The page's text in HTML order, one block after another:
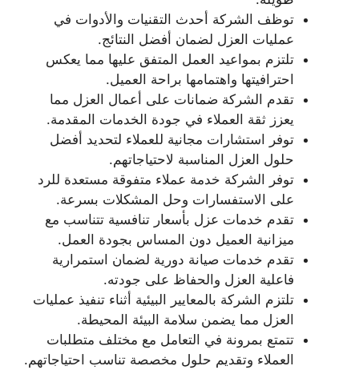
توظف الشركة أحدث التقنيات والأدوات في
عمليات العزل لضمان أفضل النتائج.
تلتزم بمواعيد العمل المتفق عليها مما يعكس
احترافيتها واهتمامها براحة العميل.
تقدم الشركة ضمانات على أعمال العزل مما
يعزز ثقة العملاء في جودة الخدمات المقدمة.
توفر استشارات مجانية للعملاء لتحديد أفضل
حلول العزل المناسبة لاحتياجاتهم.
توفر الشركة خدمة عملاء متفوقة مستعدة للرد
على الاستفسارات وحل المشكلات بسرعة.
تقدم خدمات عزل بأسعار تنافسية تتناسب مع
ميزانية العميل دون المساس بجودة العمل.
تقدم خدمات صيانة دورية لضمان استمرارية
فاعلية العزل والحفاظ على جودته.
تلتزم الشركة بالمعايير البيئية أثناء تنفيذ عمليات
العزل مما يضمن سلامة البيئة المحيطة.
تتمتع بمرونة في التعامل مع مختلف متطلبات
العملاء وتقديم حلول مخصصة تناسب احتياجاتهم.